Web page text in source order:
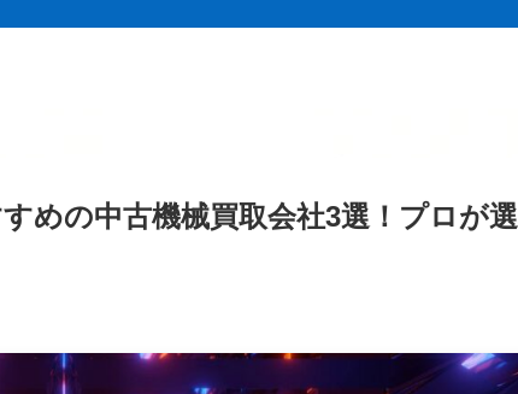
すめの中古機械買取会社3選！プロが選